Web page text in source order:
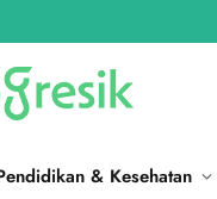
& Kesehatan